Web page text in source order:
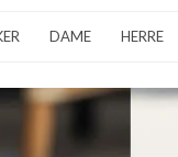
DAME HERRE